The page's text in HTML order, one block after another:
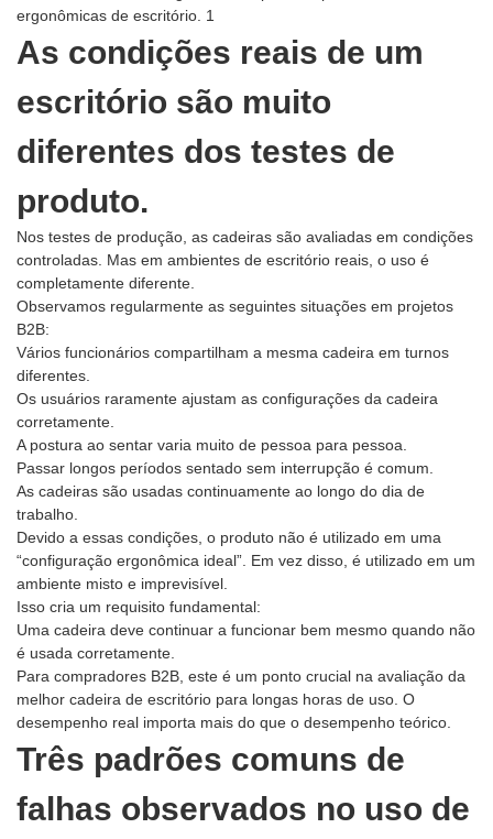
As condições reais de um
escritório são muito
diferentes dos testes de
produto.
Nos testes de produção, as cadeiras são avaliadas em condições
controladas. Mas em ambientes de escritório reais, o uso é
completamente diferente.
Observamos regularmente as seguintes situações em projetos
B2B:
Vários funcionários compartilham a mesma cadeira em turnos
diferentes.
Os usuários raramente ajustam as configurações da cadeira
corretamente.
A postura ao sentar varia muito de pessoa para pessoa.
Passar longos períodos sentado sem interrupção é comum.
As cadeiras são usadas continuamente ao longo do dia de
trabalho.
Devido a essas condições, o produto não é utilizado em uma
“configuração ergonômica ideal”. Em vez disso, é utilizado em um
ambiente misto e imprevisível.
Isso cria um requisito fundamental:
Uma cadeira deve continuar a funcionar bem mesmo quando não
é usada corretamente.
Para compradores B2B, este é um ponto crucial na avaliação da
melhor cadeira de escritório para longas horas de uso. O
desempenho real importa mais do que o desempenho teórico.
Três padrões comuns de
falhas observados no uso de